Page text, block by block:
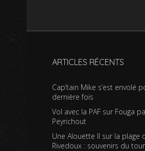
ARTICLES RÉCENTS
Cap’tain Mike s’est envolé
dernière fois
Vol avec la PAF sur Fouga
Peyrichout
Une Alouette II sur la plage
Rivedoux : souvenirs du